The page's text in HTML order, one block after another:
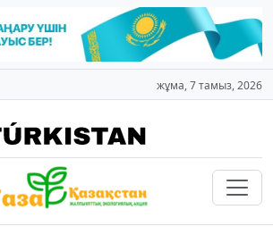
жұма, 7 тамыз, 2026